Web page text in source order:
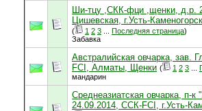
Ши-тцу ,СКК-фци ,щенки, д.р.
Цишевская, г.Усть-Каменогорск
( 1 2 3 Последняя страница)
Забавка
Австралийская овчарка, зав.
FCI, Алматы, Щенки ( 1 2 3
мандарин
Среднеазиатская овчарка, п-
24.09.2014, ССК-FCI, г.Усть-